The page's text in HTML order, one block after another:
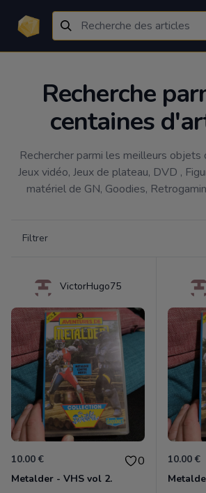
Recherche
centaines
Rechercher parmi les meilleurs objets
Jeux vidéo, Jeux de plateau, DVD ,
matériel de GN, Goodies,
Filtrer
VictorHugo75
10.00 € 0
Metalder - VHS vol 2.
10.00 €